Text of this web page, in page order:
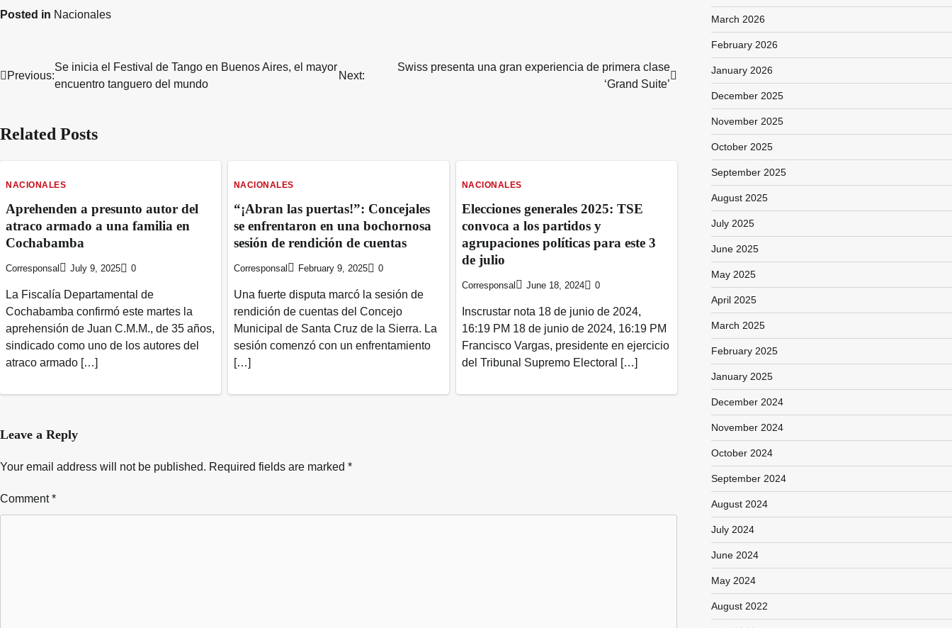
Posted in Nacionales
Post
Previous:
Se inicia el Festival de Tango en Buenos Aires, el mayor
encuentro tanguero del mundo
Next:
Swiss presenta una gran experiencia de primera clase
‘Grand Suite’
Related Posts
NACIONALES
Aprehenden a presunto autor del
atraco armado a una familia en
Cochabamba
Corresponsal July 9, 2025 0
La Fiscalía Departamental de
Cochabamba confirmó este martes la
aprehensión de Juan C.M.M., de 35 años,
sindicado como uno de los autores del
atraco armado […]
NACIONALES
“¡Abran las puertas!”: Concejales
se enfrentaron en una bochornosa
sesión de rendición de cuentas
Corresponsal February 9, 2025 0
Una fuerte disputa marcó la sesión de
rendición de cuentas del Concejo
Municipal de Santa Cruz de la Sierra. La
sesión comenzó con un enfrentamiento
[…]
NACIONALES
Elecciones generales 2025: TSE
convoca a los partidos y
agrupaciones políticas para este 3
de julio
Corresponsal June 18, 2024 0
Inscrustar nota 18 de junio de 2024,
16:19 PM 18 de junio de 2024, 16:19 PM
Francisco Vargas, presidente en ejercicio
del Tribunal Supremo Electoral […]
Leave a Reply
Your email address will not be published. Required fields are marked *
Comment*
March 2026
February 2026
January 2026
December 2025
November 2025
October 2025
September 2025
August 2025
July 2025
June 2025
May 2025
April 2025
March 2025
February 2025
January 2025
December 2024
November 2024
October 2024
September 2024
August 2024
July 2024
June 2024
May 2024
August 2022